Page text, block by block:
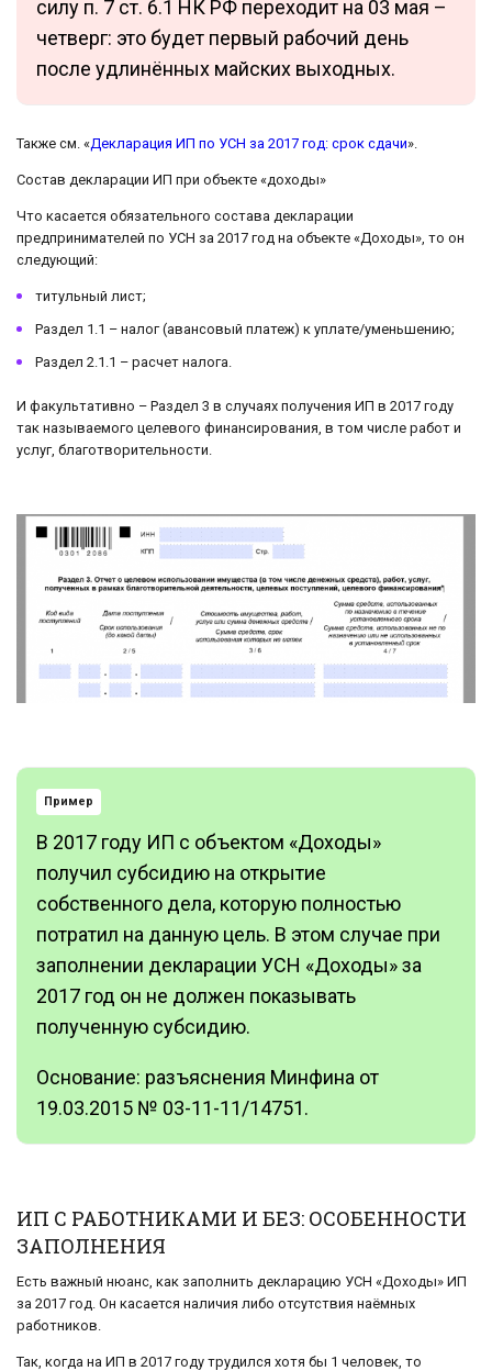
силу п. 7 ст. 6.1 НК РФ переходит на 03 мая –
четверг: это будет первый рабочий день
после удлинённых майских выходных.
Также см. «Декларация ИП по УСН за 2017 год: срок сдачи».
Состав декларации ИП при объекте «доходы»
Что касается обязательного состава декларации
предпринимателей по УСН за 2017 год на объекте «Доходы», то он
следующий:
титульный лист;
Раздел 1.1 – налог (авансовый платеж) к уплате/уменьшению;
Раздел 2.1.1 – расчет налога.
И факультативно – Раздел 3 в случаях получения ИП в 2017 году
так называемого целевого финансирования, в том числе работ и
услуг, благотворительности.
Пример
В 2017 году ИП с объектом «Доходы»
получил субсидию на открытие
собственного дела, которую полностью
потратил на данную цель. В этом случае при
заполнении декларации УСН «Доходы» за
2017 год он не должен показывать
полученную субсидию.
Основание: разъяснения Минфина от
19.03.2015 № 03-11-11/14751.
ИП С РАБОТНИКАМИ И БЕЗ: ОСОБЕННОСТИ
ЗАПОЛНЕНИЯ
Есть важный нюанс, как заполнить декларацию УСН «Доходы» ИП
за 2017 год. Он касается наличия либо отсутствия наёмных
работников.
Так, когда на ИП в 2017 году трудился хотя бы 1 человек, то